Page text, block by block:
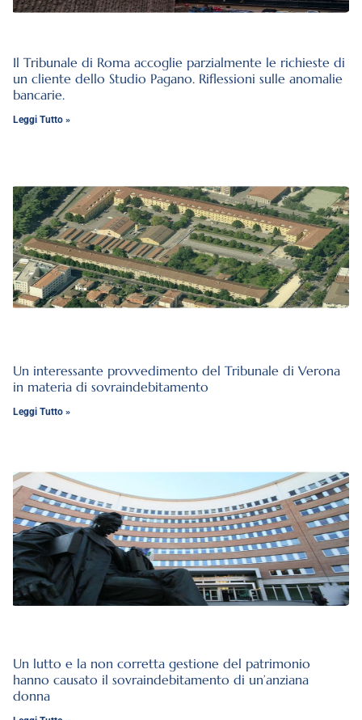
Il Tribunale di Roma accoglie parzialmente le richieste di
un cliente dello Studio Pagano. Riflessioni sulle anomalie
bancarie.
Leggi Tutto »
Un interessante provvedimento del Tribunale di Verona
in materia di sovraindebitamento
Leggi Tutto »
Un lutto e la non corretta gestione del patrimonio
hanno causato il sovraindebitamento di un’anziana
donna